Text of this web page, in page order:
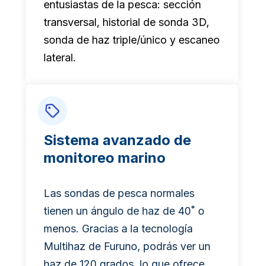
entusiastas de la pesca: sección
transversal, historial de sonda 3D,
sonda de haz triple/único y escaneo
lateral.
Sistema avanzado de
monitoreo marino
Las sondas de pesca normales
tienen un ángulo de haz de 40˚ o
menos. Gracias a la tecnología
Multihaz de Furuno, podrás ver un